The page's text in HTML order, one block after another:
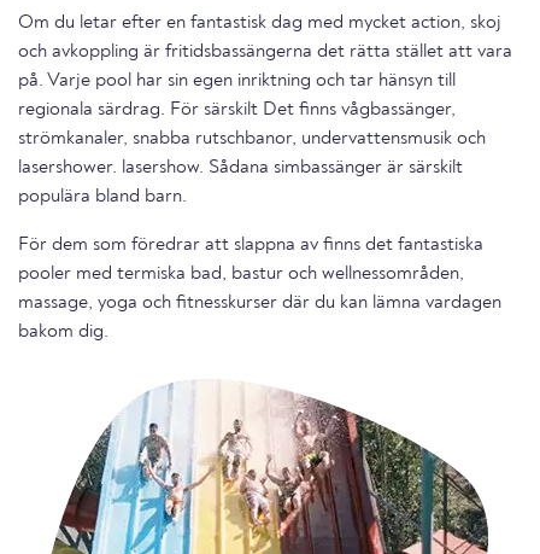
Om du letar efter en fantastisk dag med mycket action, skoj
och avkoppling är fritidsbassängerna det rätta stället att vara
på. Varje pool har sin egen inriktning och tar hänsyn till
regionala särdrag. För särskilt Det finns vågbassänger,
strömkanaler, snabba rutschbanor, undervattensmusik och
lasershower. lasershow. Sådana simbassänger är särskilt
populära bland barn.
För dem som föredrar att slappna av finns det fantastiska
pooler med termiska bad, bastur och wellnessområden,
massage, yoga och fitnesskurser där du kan lämna vardagen
bakom dig.